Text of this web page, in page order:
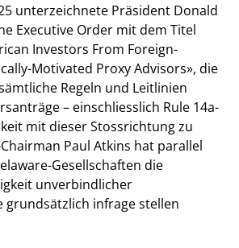
unterzeichnete Präsident Donald
Executive Order mit dem Titel
Investors From Foreign-
Motivated Proxy Advisors», die
Regeln und Leitlinien
– einschliesslich Rule 14a-
mit dieser Stossrichtung zu
Paul Atkins hat parallel
Gesellschaften die
unverbindlicher
grundsätzlich infrage stellen